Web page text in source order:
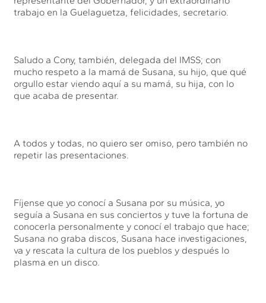
trabajo en la Guelaguetza, felicidades, secretario.
Saludo a Cony, también, delegada del IMSS; con
mucho respeto a la mamá de Susana, su hijo, que qué
orgullo estar viendo aquí a su mamá, su hija, con lo
que acaba de presentar.
A todos y todas, no quiero ser omiso, pero también no
repetir las presentaciones.
Fíjense que yo conocí a Susana por su música, yo
seguía a Susana en sus conciertos y tuve la fortuna de
conocerla personalmente y conocí el trabajo que hace;
Susana no graba discos, Susana hace investigaciones,
va y rescata la cultura de los pueblos y después lo
plasma en un disco.